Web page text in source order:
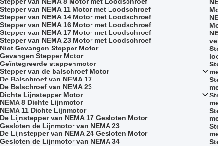
Stepper van NEMA 8 Motor met Loodschroef
Stepper van NEMA 11 Motor met Loodschroef
Stepper van NEMA 14 Motor met Loodschroef
Stepper van NEMA 16 Motor met Loodschroef
Stepper van NEMA 17 Motor met Loodschroef
Stepper van NEMA 23 Motor met Loodschroef
Niet Gevangen Stepper Motor
Gevangen Stepper Motor
Geïntegreerde stappenmotor
Stepper van de balschroef Motor
De Balschroef van NEMA 17
De Balschroef van NEMA 23
Dichte Lijnstepper Motor
NEMA 8 Dichte Lijnmotor
NEMA 11 Dichte Lijnmotor
De Lijnstepper van NEMA 17 Gesloten Motor
Gesloten de Lijnmotor van NEMA 23
De Lijnstepper van NEMA 24 Gesloten Motor
Gesloten de Lijnmotor van NEMA 34